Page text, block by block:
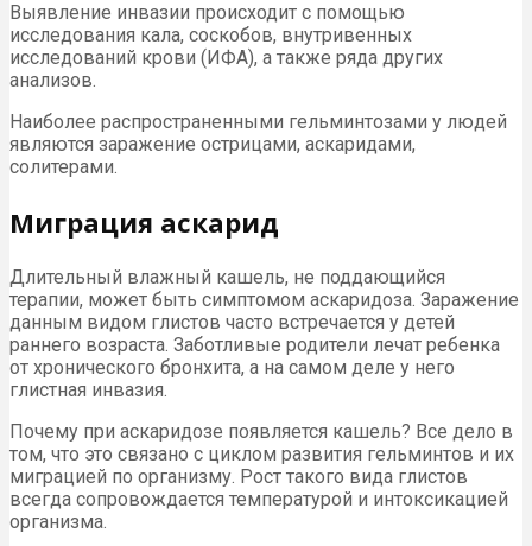
Выявление инвазии происходит с помощью
исследования кала, соскобов, внутривенных
исследований крови (ИФА), а также ряда других
анализов.
Наиболее распространенными гельминтозами у людей
являются заражение острицами, аскаридами,
солитерами.
Миграция аскарид
Длительный влажный кашель, не поддающийся
терапии, может быть симптомом аскаридоза. Заражение
данным видом глистов часто встречается у детей
раннего возраста. Заботливые родители лечат ребенка
от хронического бронхита, а на самом деле у него
глистная инвазия.
Почему при аскаридозе появляется кашель? Все дело в
том, что это связано с циклом развития гельминтов и их
миграцией по организму. Рост такого вида глистов
всегда сопровождается температурой и интоксикацией
организма.